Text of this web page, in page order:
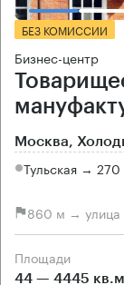
БЕЗ КОМИССИИ
Бизнес-центр
Москва,
Тульская →
860 м → улица
Площади
44 — 4445 кв.м